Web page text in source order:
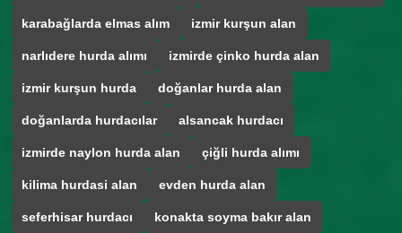
karabağlarda elmas alım izmir kurşun alan
narlıdere hurda alımı izmirde çinko hurda alan
izmir kurşun hurda doğanlar hurda alan
doğanlarda hurdacılar alsancak hurdacı
izmirde naylon hurda alan çiğli hurda alımı
kilima hurdasi alan evden hurda alan
seferhisar hurdacı konakta soyma bakır alan